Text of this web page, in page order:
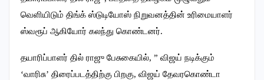
வெளியிடும் திங்க் ஸ்டுடியோஸ் நிறுவனத்தின் உரிமையாளர்
ஸ்வரூப் ஆகியோர் கலந்து கொண்டனர்.
தயாரிப்பாளர் தில் ராஜு பேசுகையில், ‌” விஜய் நடிக்கும்
‘வாரிசு’ திரைப்படத்திற்கு பிறகு, விஜய் தேவரகொண்டா